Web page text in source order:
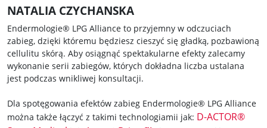
NATALIA CZYCHANSKA
Endermologie® LPG Alliance to przyjemny w odczuciach
zabieg, dzięki któremu będziesz cieszyć się gładką, pozbawioną
cellulitu skórą. Aby osiągnąć spektakularne efekty zalecamy
wykonanie serii zabiegów, których dokładna liczba ustalana
jest podczas wnikliwej konsultacji.
Dla spotęgowania efektów zabieg Endermologie® LPG Alliance
można także łączyć z takimi technologiamii jak: D-ACTOR®